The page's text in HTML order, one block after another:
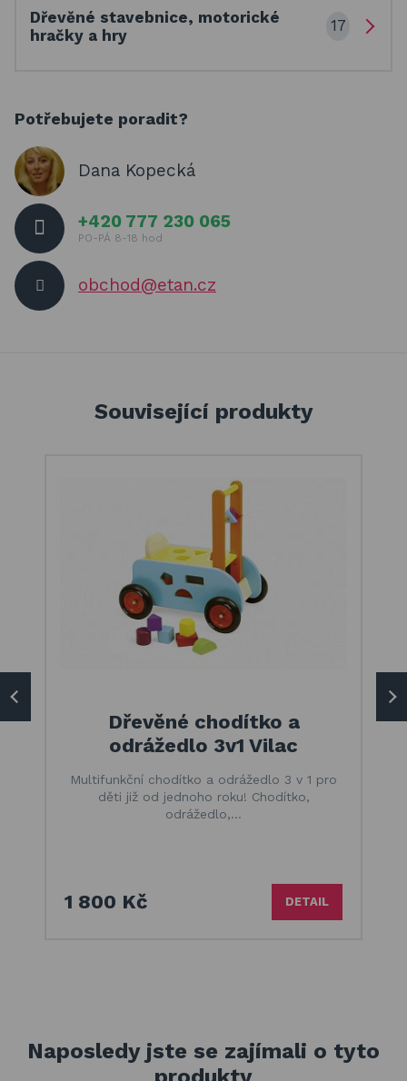
Dřevěné stavebnice, motorické
hračky a hry
17
Potřebujete poradit?
Dana Kopecká
+420 777 230 065
PO-PÁ 8-18 hod
obchod@etan.cz
Související produkty
Dřevěné chodítko a
odrážedlo 3v1 Vilac
Multifunkční chodítko a odrážedlo 3 v 1 pro
děti již od jednoho roku! Chodítko,
odrážedlo,…
1 800 Kč DETAIL
Naposledy jste se zajímali o tyto